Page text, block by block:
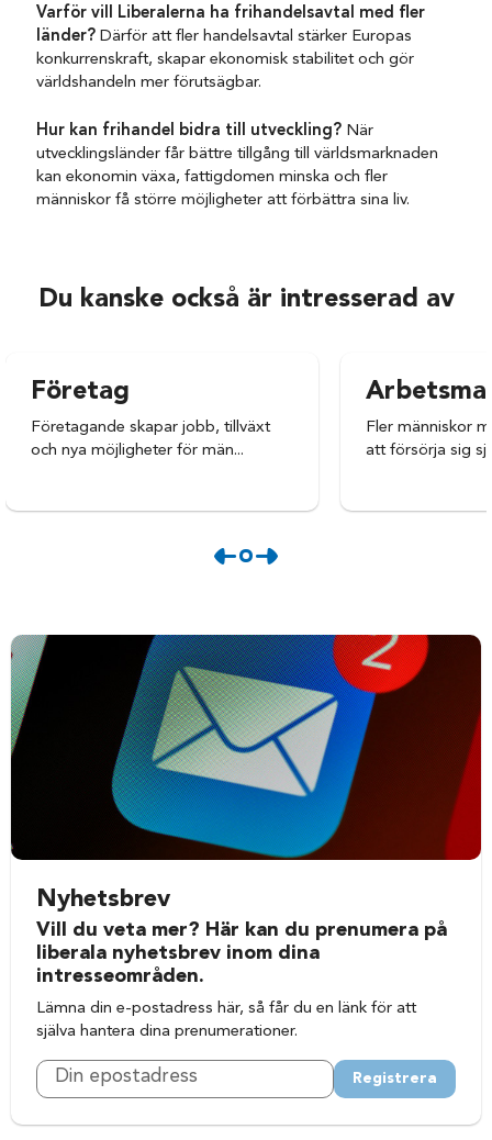
Varför vill Liberalerna ha frihandelsavtal med fler
länder? Därför att fler handelsavtal stärker Europas
konkurrenskraft, skapar ekonomisk stabilitet och gör
världshandeln mer förutsägbar.
Hur kan frihandel bidra till utveckling? När
utvecklingsländer får bättre tillgång till världsmarknaden
kan ekonomin växa, fattigdomen minska och fler
människor få större möjligheter att förbättra sina liv.
Du kanske också är intresserad av
Företag
Företagande skapar jobb, tillväxt
och nya möjligheter för män...
Fler människor
att försörja sig
Nyhetsbrev
Vill du veta mer? Här kan du prenumera på
liberala nyhetsbrev inom dina
intresseområden.
Lämna din e-postadress här, så får du en länk för att
själva hantera dina prenumerationer.
Registrera